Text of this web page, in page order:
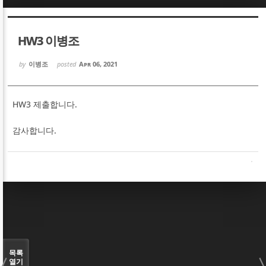
HW3 이병조
by 이병조 posted Apr 06, 2021
HW3 제출합니다.
감사합니다.
목록
열기
Sketchbook5, 스케치북5
Sketchbook5, 스케치북5
Sketchbook5, 스케치북5
Sketchbook5, 스케치북5